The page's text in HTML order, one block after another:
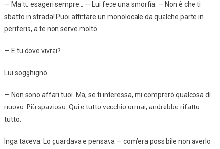
— Ma tu esageri sempre… — Lui fece una smorfia. — Non è che ti
sbatto in strada! Puoi affittare un monolocale da qualche parte in
periferia, a te non serve molto.
— E tu dove vivrai?
Lui sogghignò.
— Non sono affari tuoi. Ma, se ti interessa, mi comprerò qualcosa di
nuovo. Più spazioso. Qui è tutto vecchio ormai, andrebbe rifatto
tutto.
Inga taceva. Lo guardava e pensava — com’era possibile non averlo